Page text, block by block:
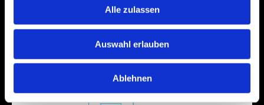
Alle zulassen
Auswahl erlauben
Ablehnen